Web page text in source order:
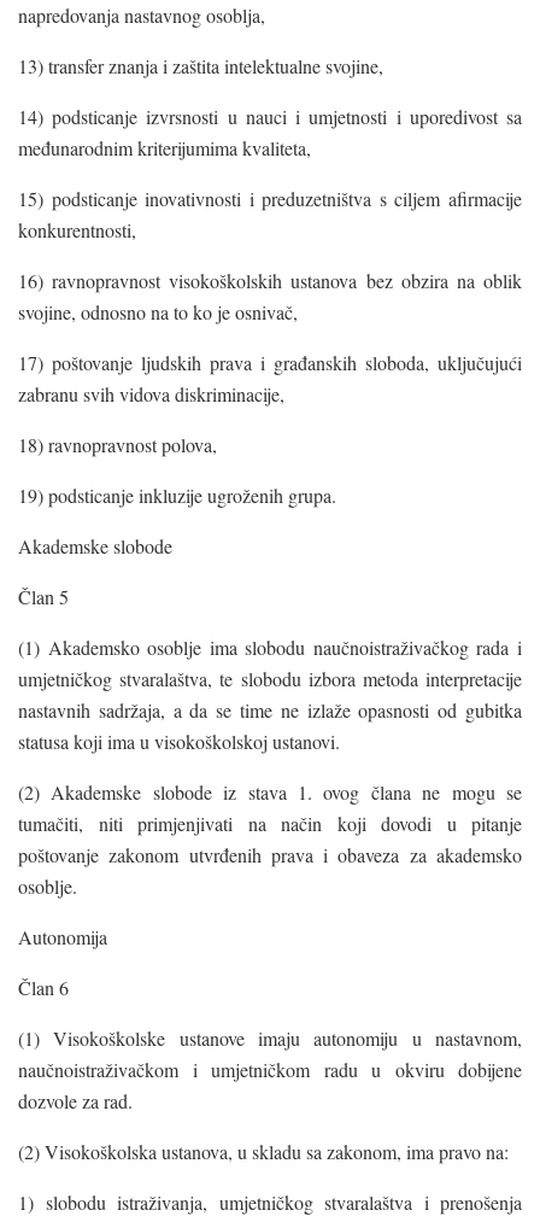
napredovanja nastavnog osoblja,
13) transfer znanja i zaštita intelektualne svojine,
14) podsticanje izvrsnosti u nauci i umjetnosti i uporedivost sa
međunarodnim kriterijumima kvaliteta,
15) podsticanje inovativnosti i preduzetništva s ciljem afirmacije
konkurentnosti,
16) ravnopravnost visokoškolskih ustanova bez obzira na oblik
svojine, odnosno na to ko je osnivač,
17) poštovanje ljudskih prava i građanskih sloboda, uključujući
zabranu svih vidova diskriminacije,
18) ravnopravnost polova,
19) podsticanje inkluzije ugroženih grupa.
Akademske slobode
Član 5
(1) Akademsko osoblje ima slobodu naučnoistraživačkog rada i
umjetničkog stvaralaštva, te slobodu izbora metoda interpretacije
nastavnih sadržaja, a da se time ne izlaže opasnosti od gubitka
statusa koji ima u visokoškolskoj ustanovi.
(2) Akademske slobode iz stava 1. ovog člana ne mogu se
tumačiti, niti primjenjivati na način koji dovodi u pitanje
poštovanje zakonom utvrđenih prava i obaveza za akademsko
osoblje.
Autonomija
Član 6
(1) Visokoškolske ustanove imaju autonomiju u nastavnom,
naučnoistraživačkom i umjetničkom radu u okviru dobijene
dozvole za rad.
(2) Visokoškolska ustanova, u skladu sa zakonom, ima pravo na:
1) slobodu istraživanja, umjetničkog stvaralaštva i prenošenja